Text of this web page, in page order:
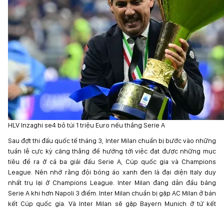
HLV Inzaghi se4 bỏ túi 1 triệu Euro nếu thắng Serie A
Sau đợt thi đấu quốc tế tháng 3, Inter Milan chuẩn bị bước vào những
tuần lễ cực kỳ căng thẳng để hướng tới việc đạt được những mục
tiêu đề ra ở cả ba giải đấu Serie A, Cúp quốc gia và Champions
League. Nên nhớ rằng đội bóng áo xanh đen là đại diện Italy duy
nhất trụ lại ở Champions League. Inter Milan đang dẫn đầu bảng
Serie A khi hơn Napoli 3 điểm. Inter Milan chuẩn bị gặp AC Milan ở bán
kết Cúp quốc gia. Và Inter Milan sẽ gặp Bayern Munich ở tứ kết